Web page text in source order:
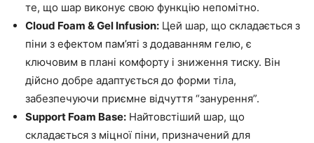
те, що шар виконує свою функцію непомітно.
Cloud Foam & Gel Infusion: Цей шар, що складається з
піни з ефектом пам’яті з додаванням гелю, є
ключовим в плані комфорту і зниження тиску. Він
дійсно добре адаптується до форми тіла,
забезпечуючи приємне відчуття “занурення”.
Support Foam Base: Найтовстіший шар, що
складається з міцної піни, призначений для